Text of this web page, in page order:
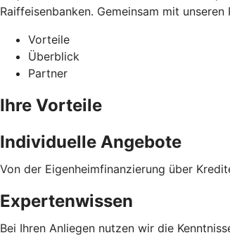
Raiffeisenbanken. Gemeinsam mit
Vorteile
Überblick
Partner
Ihre Vorteile
Individuelle Angebote
Von der Eigenheimfinanzierung über
Expertenwissen
Bei Ihren Anliegen nutzen wir die